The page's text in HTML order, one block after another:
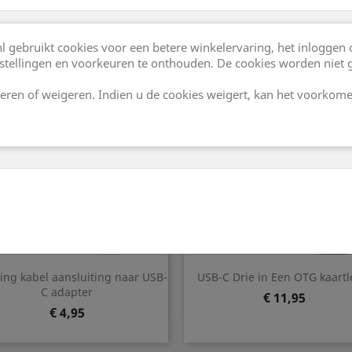
sleutelhanger
kabel aansluiting naar USB-
C adapter
Prijs
€ 4,95
 Snel bekijken
ZwartWit
USB-C Drie in Een OTG
Prijs
€ 11,95
 Snel bekijken
Zwart
Wit
gebruikt cookies voor een betere winkelervaring, het inloggen
en voorkeuren te onthouden. De cookies worden niet
of weigeren. Indien u de cookies weigert, kan het